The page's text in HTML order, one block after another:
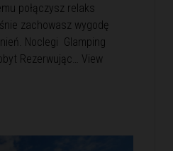
połączysz relaks
zachowasz wygodę
Noclegi Glamping
Rezerwując… View